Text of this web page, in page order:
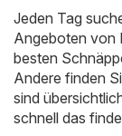
Jeden Tag
Angeboten von
besten
Andere finden
sind
schnell das